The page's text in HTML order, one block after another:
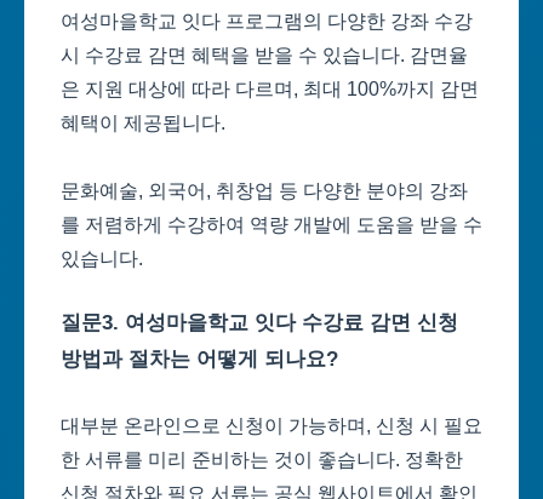
여성마을학교 잇다 프로그램의 다양한 강좌 수강
시 수강료 감면 혜택을 받을 수 있습니다. 감면율
은 지원 대상에 따라 다르며, 최대 100%까지 감면
혜택이 제공됩니다.
문화예술, 외국어, 취창업 등 다양한 분야의 강좌
를 저렴하게 수강하여 역량 개발에 도움을 받을 수
있습니다.
질문3. 여성마을학교 잇다 수강료 감면 신청
방법과 절차는 어떻게 되나요?
대부분 온라인으로 신청이 가능하며, 신청 시 필요
한 서류를 미리 준비하는 것이 좋습니다. 정확한
신청 절차와 필요 서류는 공식 웹사이트에서 확인